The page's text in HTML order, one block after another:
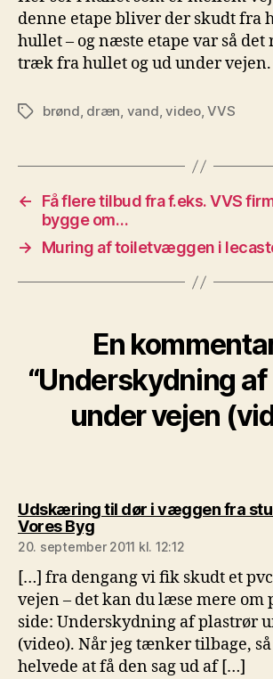
denne etape bliver der skudt fra
hullet – og næste etape var så det
træk fra hullet og ud under vejen.
Tagsbrønd, dræn, vand,video,VVS
←
Få flere tilbud fra f.eks. VVS
bygge om…
→
Muring af toiletvæggen i
En
“Underskydning
under vejen
Udskæring til dør i væggen fra
Vores Bygsiger:
20. september 2011 kl. 12:12
[…] fra dengang vi fik skudt et
vejen – det kan du læse mere om
side: Underskydning af plastrør
(video). Når jeg tænker tilbage,
helvede at få den sag ud af […]